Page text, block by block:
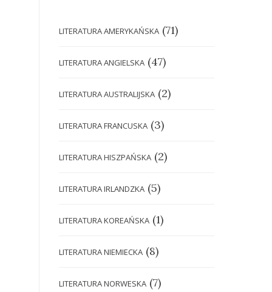
LITERATURA AMERYKAŃSKA (71)
LITERATURA ANGIELSKA (47)
LITERATURA AUSTRALIJSKA (2)
LITERATURA FRANCUSKA (3)
LITERATURA HISZPAŃSKA (2)
LITERATURA IRLANDZKA (5)
LITERATURA KOREAŃSKA (1)
LITERATURA NIEMIECKA (8)
LITERATURA NORWESKA (7)